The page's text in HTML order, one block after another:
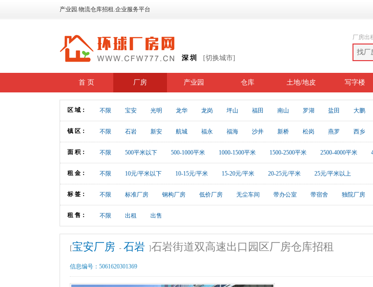
产业园.物流仓库招租.企业服务平台
深圳 [切换城市]
厂房出
找厂
首 页 厂房 产业园 仓库 土地/地皮 写字楼
区 域： 不限 宝安 光明 龙华 龙岗 坪山 福田 南山 罗湖 盐田 大鹏
镇 区： 不限 石岩 新安 航城 福永 福海 沙井 新桥 松岗 燕罗 西乡
面 积： 不限 500平米以下 500-1000平米 1000-1500平米 1500-2500平米 2500-4000平米
租 金： 不限 10元/平米以下 10-15元/平米 15-20元/平米 20-25元/平米 25元/平米以上
标 签： 不限 标准厂房 钢构厂房 低价厂房 无尘车间 带办公室 带宿舍 独院厂房
租 售： 不限 出租 出售
[宝安厂房 - 石岩 ]石岩街道双高速出口园区厂房仓库招租
信息编号： 5061620301369